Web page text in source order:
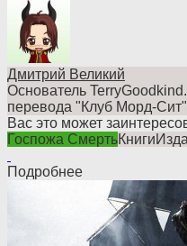
Дмитрий Великий
Основатель
перевода "Клуб Морд-Сит"
Вас это может
Госпожа СмертьКниги
Подробнее